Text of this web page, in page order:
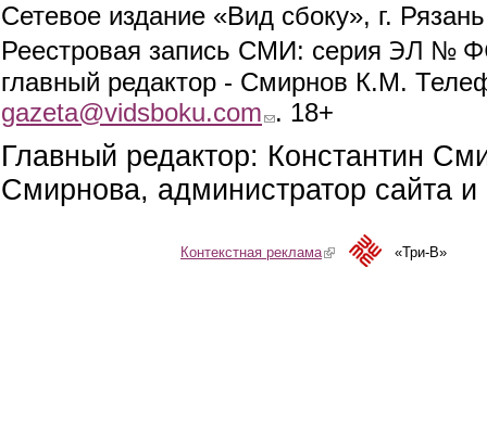
Сетевое издание «Вид сбоку», г.
Реестровая запись СМИ: серия ЭЛ №
главный редактор - Смирнов К.М.
gazeta@vidsboku.com (link sends e-mail)
. 18+
Главный редактор: Константин
Смирнова, администратор сайта
Контекстная реклама(link is external)«Три-В»